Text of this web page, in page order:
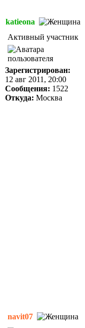
katieona
Активный участник
Зарегистрирован:
12 авг 2011, 20:00
Сообщения: 1522
Откуда: Москва
navit07